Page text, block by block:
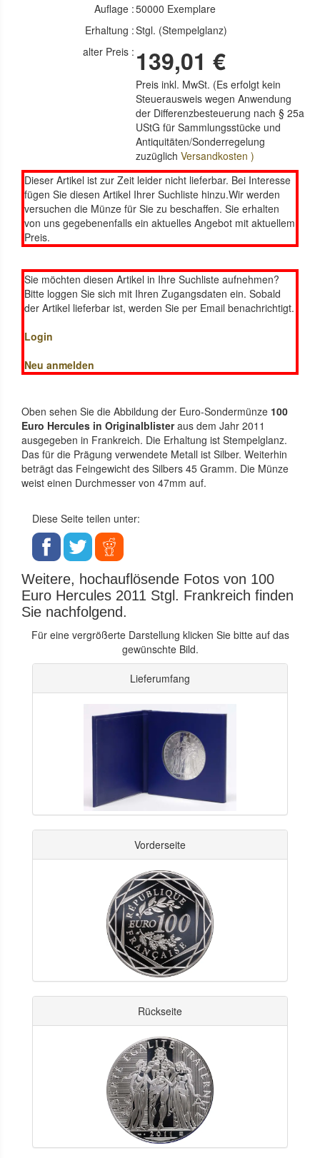
Auflage :50000 Exemplare
Erhaltung :Stgl. (Stempelglanz)
alter Preis : 139,01 €
Preis inkl. MwSt. (Es erfolgt kein
Steuerausweis wegen Anwendung
der Differenzbesteuerung nach § 25a
UStG für Sammlungsstücke und
Antiquitäten/Sonderregelung
zuzüglichVersandkosten )
Dieser Artikel ist zur Zeit leider nicht lieferbar. Bei Interesse
fügen Sie diesen Artikel Ihrer Suchliste hinzu.Wir werden
versuchen die Münze für Sie zu beschaffen. Sie erhalten
von uns gegebenenfalls ein aktuelles Angebot mit aktuellem
Preis.
Sie möchten diesen Artikel in Ihre Suchliste aufnehmen?
Bitte loggen Sie sich mit Ihren Zugangsdaten ein. Sobald
der Artikel lieferbar ist, werden Sie per Email benachrichtigt.
Login
Neu anmelden
Oben sehen Sie die Abbildung der Euro-Sondermünze 100
Euro Hercules in Originalblisteraus dem Jahr 2011
ausgegeben in Frankreich. Die Erhaltung ist Stempelglanz.
Das für die Prägung verwendete Metall ist Silber. Weiterhin
beträgt das Feingewicht des Silbers 45 Gramm. Die Münze
weist einen Durchmesser von 47mm auf.
Diese Seite teilen unter:
Weitere, hochauflösende Fotos von 100
Euro Hercules 2011 Stgl. Frankreich finden
Sie nachfolgend.
Für eine vergrößerte Darstellung klicken Sie bitte auf das
gewünschte Bild.
Lieferumfang
Vorderseite
Rückseite